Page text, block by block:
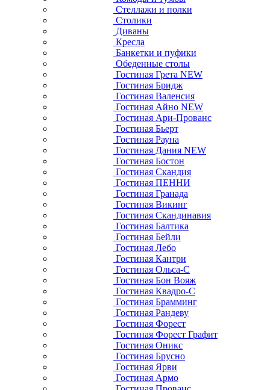
Стеллажи и полки
Столики
Диваны
Кресла
Банкетки и пуфики
Обеденные столы
Гостиная Грета NEW
Гостиная Бридж
Гостиная Валенсия
Гостиная Айно NEW
Гостиная Ари-Прованс
Гостиная Бьерт
Гостиная Рауна
Гостиная Дания NEW
Гостиная Бостон
Гостиная Скандия
Гостиная ПЕННИ
Гостиная Гранада
Гостиная Викинг
Гостиная Скандинавия
Гостиная Балтика
Гостиная Бейли
Гостиная Лебо
Гостиная Кантри
Гостиная Ольса-С
Гостиная Бон Вояж
Гостиная Квадро-С
Гостиная Брамминг
Гостиная Рандеву
Гостиная Форест
Гостиная Форест Графит
Гостиная Оникс
Гостиная Брусно
Гостиная Ярви
Гостиная Армо